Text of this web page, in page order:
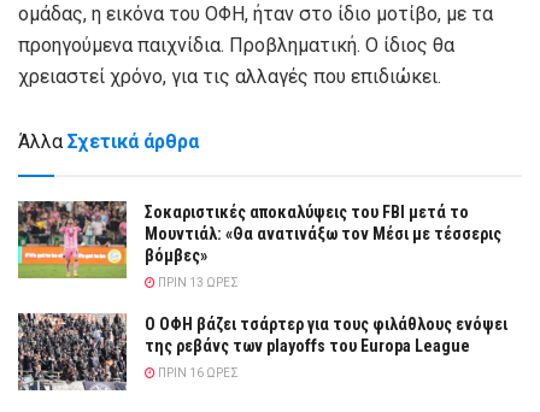
ομάδας, η εικόνα του ΟΦΗ, ήταν στο ίδιο μοτίβο, με τα
προηγούμενα παιχνίδια. Προβληματική. Ο ίδιος θα
χρειαστεί χρόνο, για τις αλλαγές που επιδιώκει.
Άλλα Σχετικά άρθρα
Σοκαριστικές αποκαλύψεις του FBI μετά το
Μουντιάλ: «Θα ανατινάξω τον Μέσι με τέσσερις
βόμβες»
ΠΡΙΝ 13 ΏΡΕΣ
Ο ΟΦΗ βάζει τσάρτερ για τους φιλάθλους ενόψει
της ρεβάνς των playoffs του Europa League
ΠΡΙΝ 16 ΏΡΕΣ